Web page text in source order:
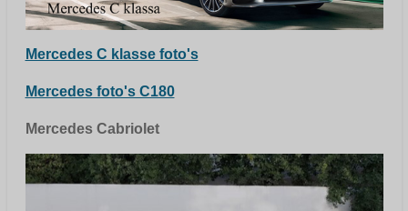
Mercedes C klasse foto's
Mercedes foto's C180
Mercedes Cabriolet